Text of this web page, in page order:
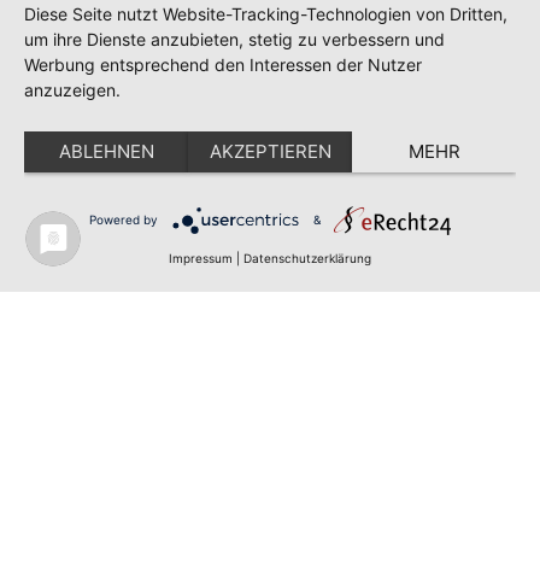
Polska
Português
Nederlands
Svenska
Diese Seite nutzt Website-Tracking-Technologien von Dritten,
um ihre Dienste anzubieten, stetig zu verbessern und
Werbung entsprechend den Interessen der Nutzer
anzuzeigen.
ABLEHNEN AKZEPTIEREN MEHR
Powered by &
Impressum Datenschutzerklärung